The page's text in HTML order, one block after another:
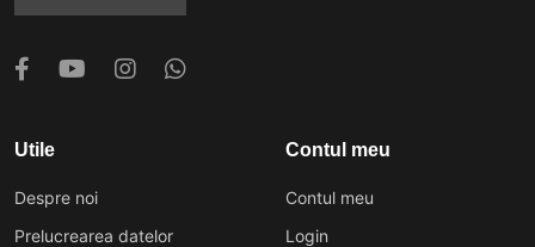
Utile
Despre noi
Prelucrearea datelor
Contul meu
Contul meu
Login